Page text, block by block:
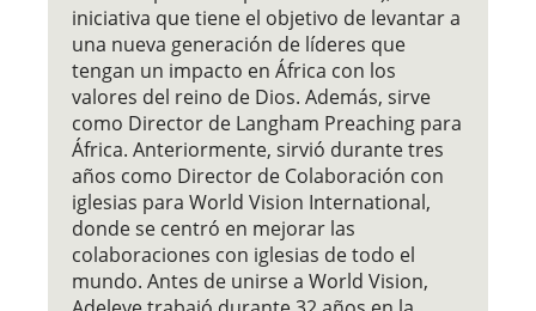
iniciativa que tiene el objetivo de levantar a
una nueva generación de líderes que
tengan un impacto en África con los
valores del reino de Dios. Además, sirve
como Director de Langham Preaching para
África. Anteriormente, sirvió durante tres
años como Director de Colaboración con
iglesias para World Vision International,
donde se centró en mejorar las
colaboraciones con iglesias de todo el
mundo. Antes de unirse a World Vision,